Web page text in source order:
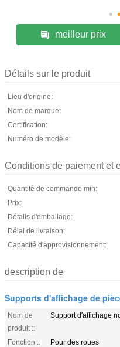
meilleur prix
Détails sur le produit
Lieu d'origine:
Nom de marque:
Certification:
Numéro de modèle:
Conditions de paiement et
Quantité de commande min:
Prix:
Détails d'emballage:
Délai de livraison:
Capacité d'approvisionnement:
description de
Supports d'affichage de
Nom de
produit ::
Support d'affichage
Fonction ::
Pour des roues